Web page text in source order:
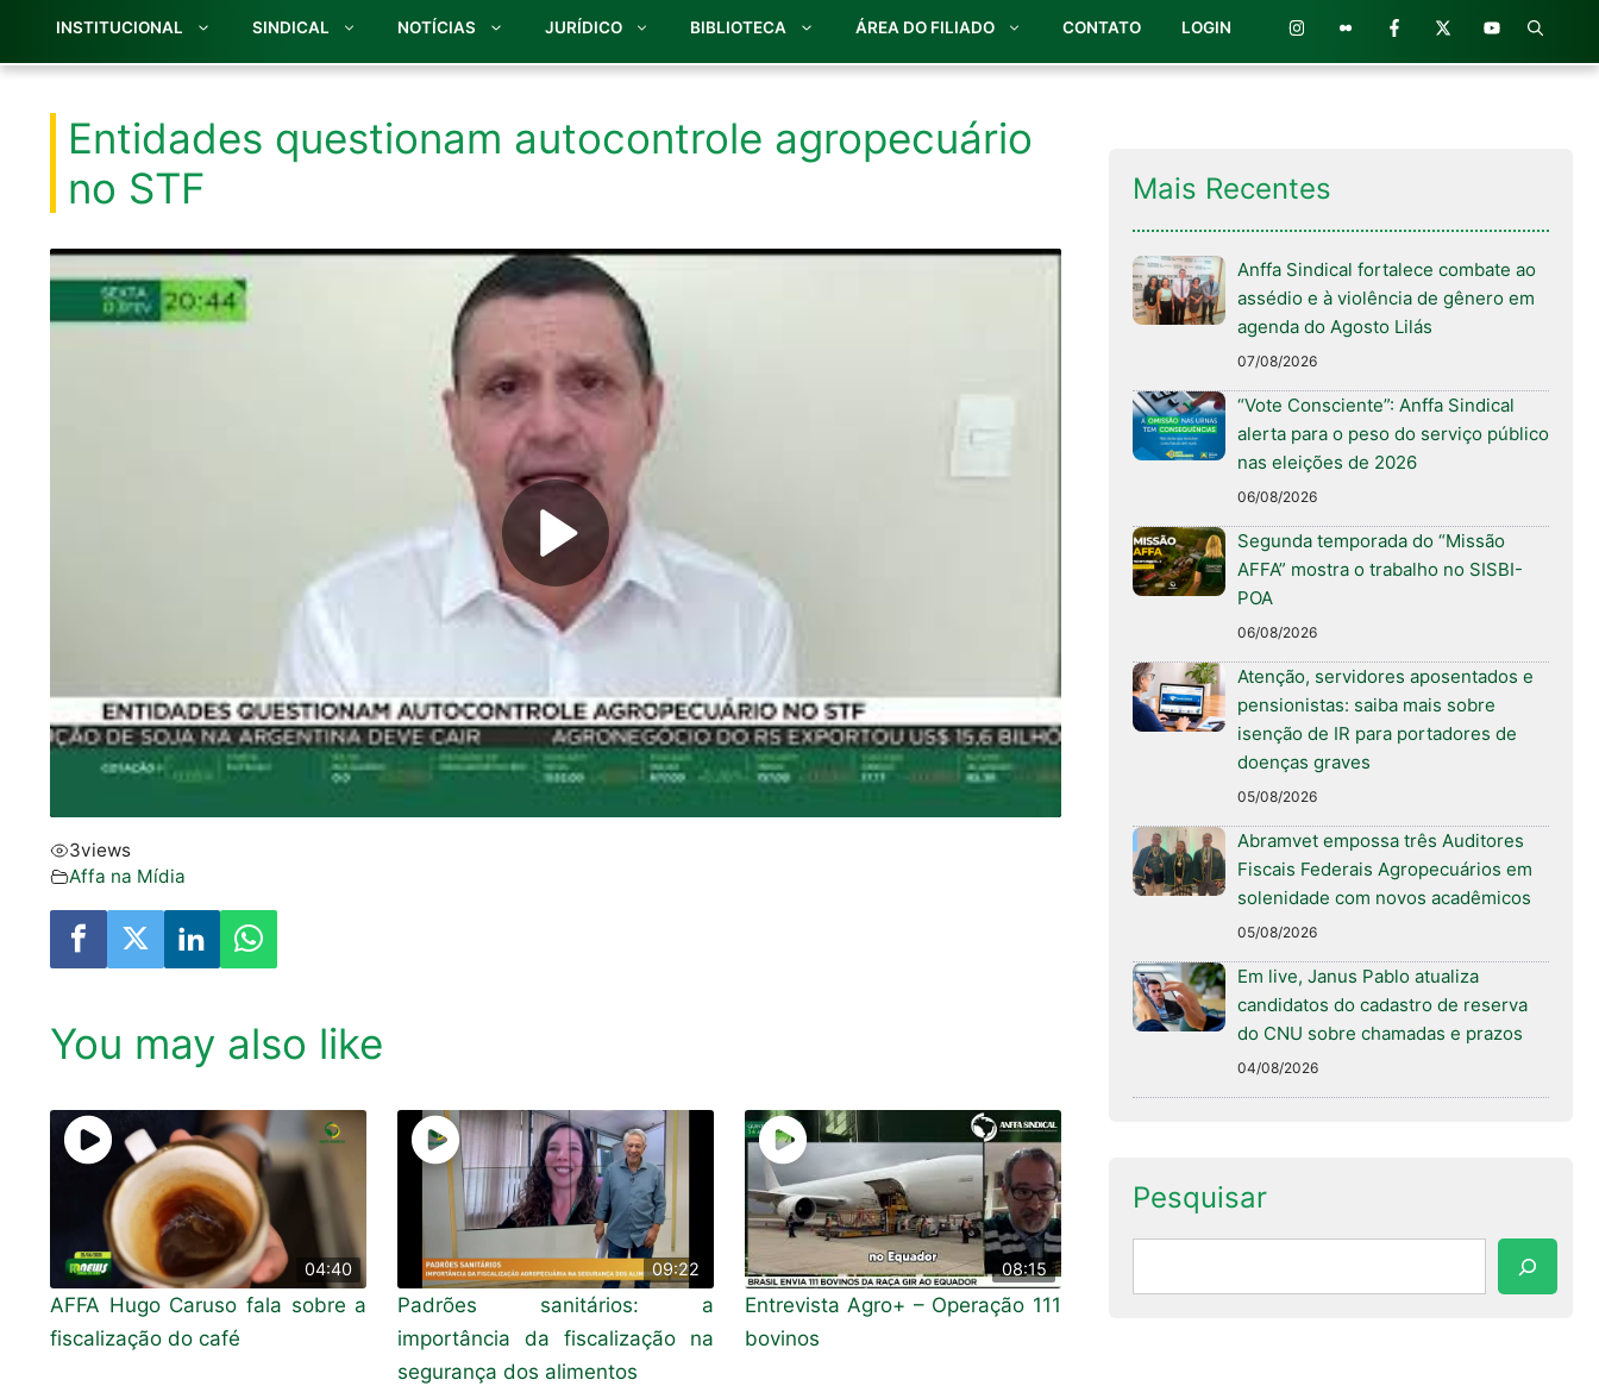
INSTITUCIONAL SINDICAL NOTÍCIAS JURÍDICO BIBLIOTECA ÁREA DO FILIADO CONTATO LOGIN
Entidades questionam autocontrole agropecuário
no STF
3views
Affa na Mí­dia
You may also like
04:40
AFFA Hugo Caruso fala sobre a
fiscalização do café
09:22
Padrões sanitários: a
importância da fiscalização na
segurança dos alimentos
08:15
Entrevista Agro+ – Operação 111
bovinos
Mais Recentes
Anffa Sindical fortalece combate ao
assédio e à violência de gênero em
agenda do Agosto Lilás
07/08/2026
“Vote Consciente”: Anffa Sindical
alerta para o peso do serviço público
nas eleições de 2026
06/08/2026
Segunda temporada do “Missão
AFFA” mostra o trabalho no SISBI-
POA
06/08/2026
Atenção, servidores aposentados e
pensionistas: saiba mais sobre
isenção de IR para portadores de
doenças graves
05/08/2026
Abramvet empossa três Auditores
Fiscais Federais Agropecuários em
solenidade com novos acadêmicos
05/08/2026
Em live, Janus Pablo atualiza
candidatos do cadastro de reserva
do CNU sobre chamadas e prazos
04/08/2026
Pesquisar